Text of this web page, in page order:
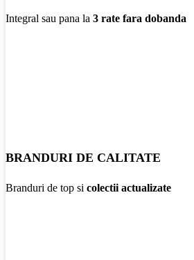
Integral sau pana la 3 rate fara dobanda
BRANDURI DE CALITATE
Branduri de top si colectii actualizate